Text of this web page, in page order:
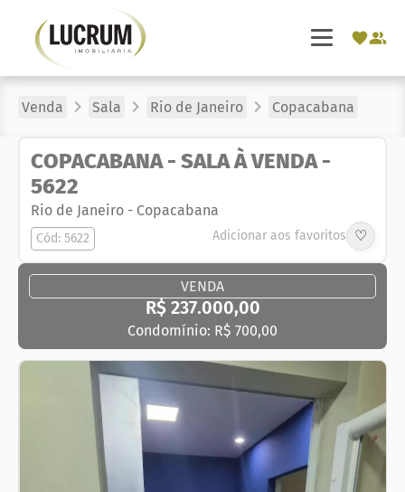
Venda Sala Rio de Janeiro Copacabana
COPACABANA - SALA À VENDA -
5622
Rio de Janeiro- Copacabana
Adicionar aos favoritos ♡
Cód: 5622
VENDA
R$ 237.000,00
Condomínio: R$ 700,00